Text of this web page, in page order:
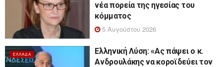
νέα πορεία της ηγεσίας του
κόμματος
5 Αυγούστου 2026
ΕΛΛΆΔΑ
Ελληνική Λύση: «Ας πάψει ο κ.
Ανδρουλάκης να κοροϊδεύει τον